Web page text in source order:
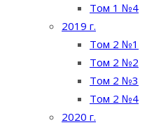
Том 1 №4
2019 г.
Том 2 №1
Том 2 №2
Том 2 №3
Том 2 №4
2020 г.